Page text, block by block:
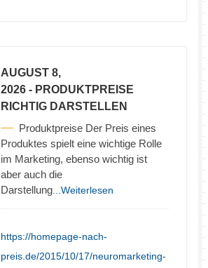
AUGUST 8,
2026 - PRODUKTPREISE
RICHTIG DARSTELLEN
Produktpreise Der Preis eines
Produktes spielt eine wichtige Rolle
im Marketing, ebenso wichtig ist
aber auch die
Darstellung ...Weiterlesen
https://homepage-nach-
preis.de/2015/10/17/neuromarketing-